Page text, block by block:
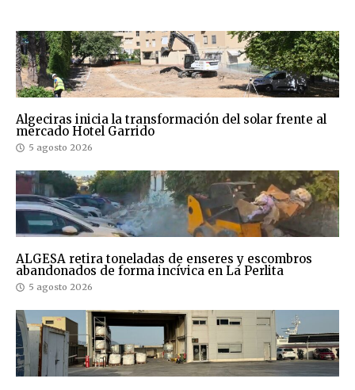
Algeciras inicia la transformación del solar frente al
mercado Hotel Garrido
5 agosto 2026
ALGESA retira toneladas de enseres y escombros
abandonados de forma incívica en La Perlita
5 agosto 2026